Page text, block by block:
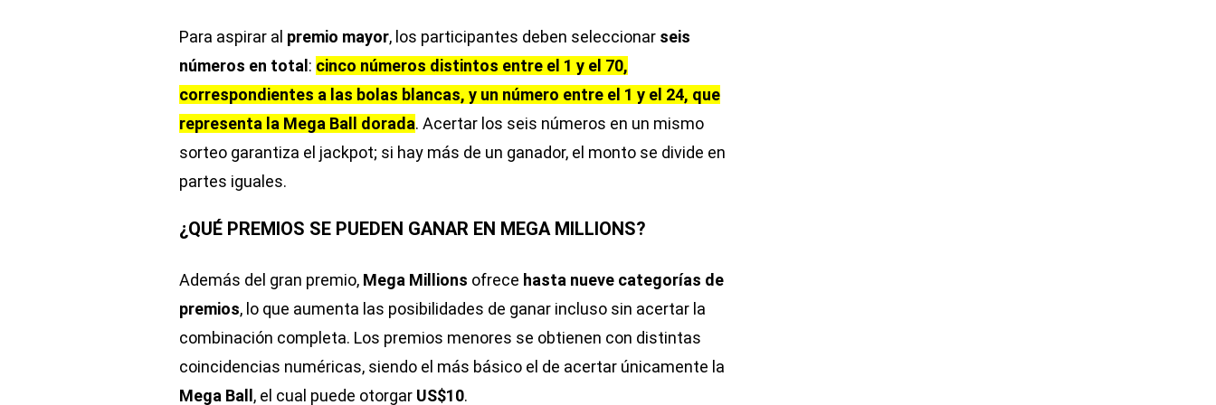
Para aspirar al premio mayor, los participantes deben seleccionar seis
números en total : cinco números distintos entre el 1 y el 70,
correspondientes a las bolas blancas, y un número entre el 1 y el 24, que
representa la Mega Ball dorada. Acertar los seis números en un mismo
sorteo garantiza el jackpot; si hay más de un ganador, el monto se divide en
partes iguales.
¿QUÉ PREMIOS SE PUEDEN GANAR EN MEGA MILLIONS?
Además del gran premio, Mega Millions ofrece hasta nueve categorías de
premios, lo que aumenta las posibilidades de ganar incluso sin acertar la
combinación completa. Los premios menores se obtienen con distintas
coincidencias numéricas, siendo el más básico el de acertar únicamente la
Mega Ball , el cual puede otorgar US$10.